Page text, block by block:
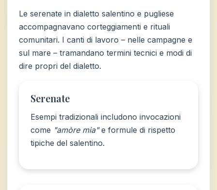
Le serenate in dialetto salentino e pugliese
accompagnavano corteggiamenti e rituali
comunitari. I canti di lavoro – nelle campagne e
sul mare – tramandano termini tecnici e modi di
dire propri del dialetto.
Serenate
Esempi tradizionali includono invocazioni
come "amòre mia"e formule di rispetto
tipiche del salentino.